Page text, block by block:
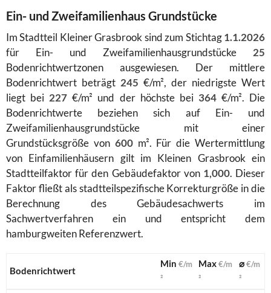
Ein- und Zweifamilienhaus Grundstücke
Im Stadtteil Kleiner Grasbrook sind zum Stichtag1.1.2026
für Ein- und Zweifamilienhausgrundstücke 25
Bodenrichtwertzonen ausgewiesen. Der mittlere
Bodenrichtwert beträgt 245 €/m², der niedrigste Wert
liegt bei 227 €/m² und der höchste bei 364€/m². Die
Bodenrichtwerte beziehen sich auf Ein- und
Zweifamilienhausgrundstücke mit einer
Grundstücksgröße von 600m². Für die Wertermittlung
von Einfamilienhäusern gilt im Kleinen Grasbrook ein
Stadtteilfaktor für den Gebäudefaktor von 1,000. Dieser
Faktor fließt als stadtteilspezifische Korrekturgröße in die
Berechnung des Gebäudesachwerts im
Sachwertverfahren ein und entspricht dem
hamburgweiten Referenzwert.
Bodenrichtwert
Min €/m
²
Max€/m
²
⌀€/m
²